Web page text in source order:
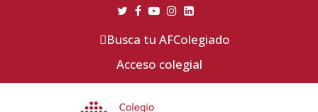
Busca tu AFColegiado
Acceso colegial